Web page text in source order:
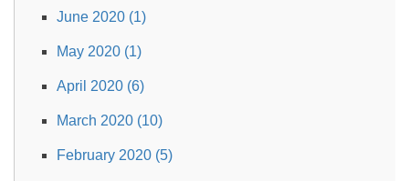
June 2020 (1)
May 2020 (1)
April 2020 (6)
March 2020 (10)
February 2020 (5)